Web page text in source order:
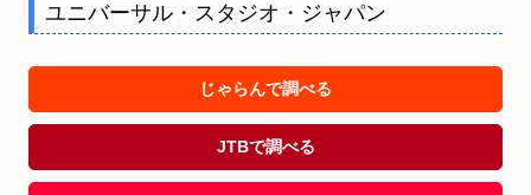
ユニバーサル・スタジオ・ジャパン
じゃらんで調べる
JTBで調べる